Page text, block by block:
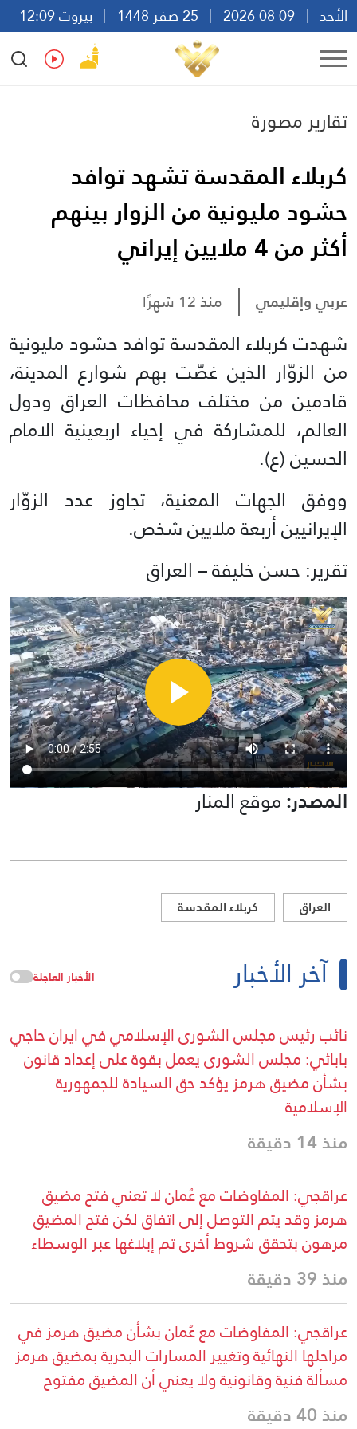
الأحد
بيروت 12:09
Ar
En Fr Es
تقارير مصورة
كربلاء المقدسة تشهد توافد
حشود مليونية من الزوار بينهم
أكثر من 4 ملايين إيراني
عربي وإقليمي منذ 12 شهرًا
شهدت كربلاء المقدسة توافد حشود مليونية
من الزوّار الذين غصّت بهم شوارع المدينة،
قادمين من مختلف محافظات العراق ودول
العالم، للمشاركة في إحياء اربعينية الامام
الحسين (ع).
ووفق الجهات المعنية، تجاوز عدد الزوّار
الإيرانيين أربعة ملايين شخص.
تقرير: حسن خليفة – العراق
المصدر:موقع المنار
العراق كربلاء المقدسة
آخر الأخبار الأخبار العاجلة
نائب رئيس مجلس الشورى الإسلامي في ايران حاجي
بابائي: مجلس الشورى يعمل بقوة على إعداد قانون
بشأن مضيق هرمز يؤكد حق السيادة للجمهورية
الإسلامية
منذ 14 دقيقة
عراقجي: المفاوضات مع عُمان لا تعني فتح مضيق
هرمز وقد يتم التوصل إلى اتفاق لكن فتح المضيق
مرهون بتحقق شروط أخرى تم إبلاغها عبر الوسطاء
منذ 39 دقيقة
عراقجي: المفاوضات مع عُمان بشأن مضيق هرمز في
مراحلها النهائية وتغيير المسارات البحرية بمضيق هرمز
مسألة فنية وقانونية ولا يعني أن المضيق مفتوح
منذ 40 دقيقة